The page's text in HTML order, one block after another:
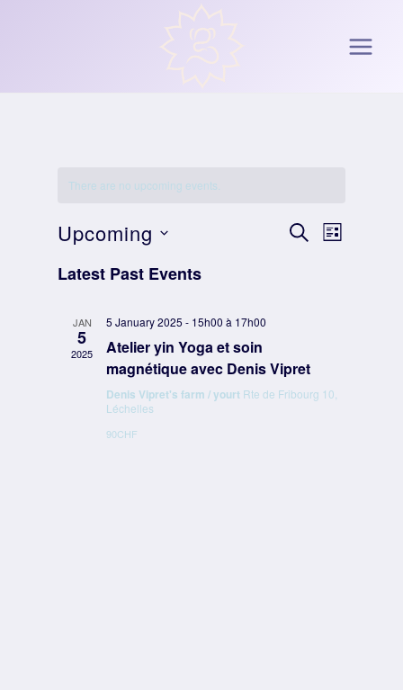
There are no upcoming events.
Events
Views
SEARCHEvent
LIST
Upcoming
date.
Latest Past Events
JAN
5
2025
5 January 2025 - 15h00 à 17h00
Atelier yin Yoga et soin
magnétique avec Denis Vipret
Denis Vipret's farm / yourt Rte de Fribourg 10,
Léchelles
90CHF